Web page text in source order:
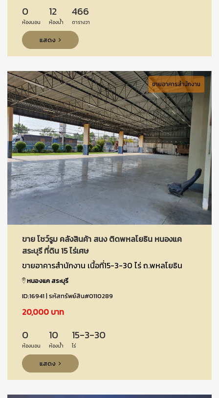
0
ห้องนอน
12
ห้องน้ำ
466
ตารางวา
แสดง
ขายอาคารสำนักงาน
ขาย โชว์รูม คลังสินค้า สนง ติดพหลโยธิน หนองแค
สระบุรี ที่ดิน 15 ไร่เศษ
ขายอาคารสำนักงาน เนื้อที่15-3-30 ไร่ ถ.พหลโยธิน
หนองแค สระบุรี
ID:16941 | รหัสทรัพย์สิน#0110289
20,000 บาท
0
ห้องนอน
10
ห้องน้ำ
15-3-30
ไร่
แสดง